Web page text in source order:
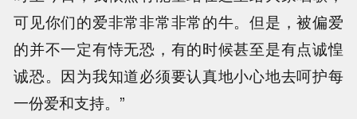
可见你们的爱非常非常非常的牛。但是，被偏爱
的并不一定有恃无恐，有的时候甚至是有点诚惶
诚恐。因为我知道必须要认真地小心地去呵护每
一份爱和支持。”